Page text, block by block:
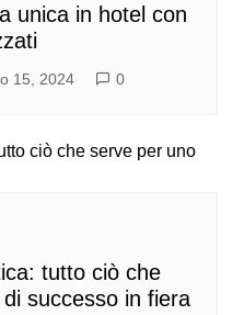
unica in hotel con
15, 2024 0
tutto ciò che
successo in fiera